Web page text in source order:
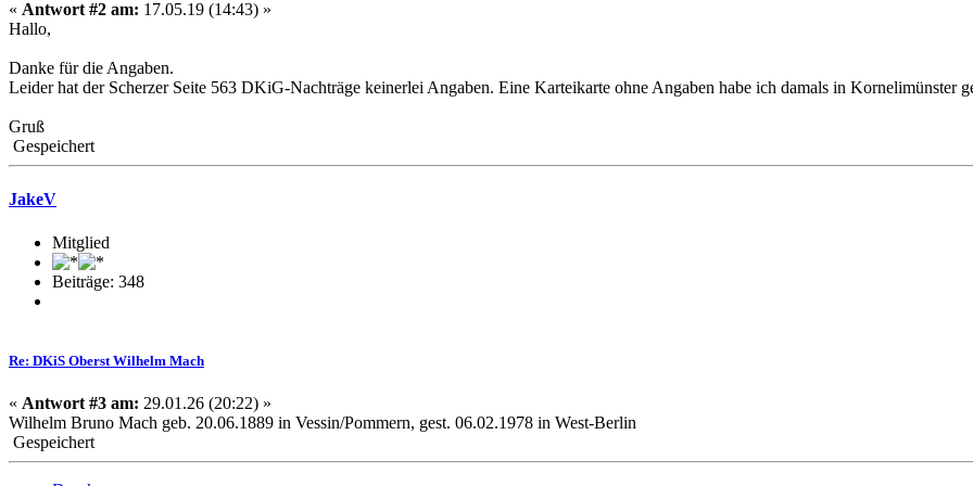
« Antwort #2 am: 17.05.19 (14:43) »
Hallo,
Danke für die Angaben.
Leider hat der Scherzer Seite 563 DKiG-Nachträge keinerlei Angaben. Eine Karteikarte ohne Angaben habe ich damals in Kornelimünster
Gruß
Gespeichert
JakeV
Mitglied
Beiträge: 348
Re: DKiS Oberst Wilhelm Mach
« Antwort #3 am: 29.01.26 (20:22) »
Wilhelm Bruno Mach geb. 20.06.1889 in Vessin/Pommern, gest. 06.02.1978 in West-Berlin
Gespeichert